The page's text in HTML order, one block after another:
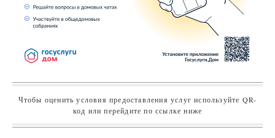
Чтобы оценить условия предоставления услуг используйте QR-
код или перейдите по ссылке ниже